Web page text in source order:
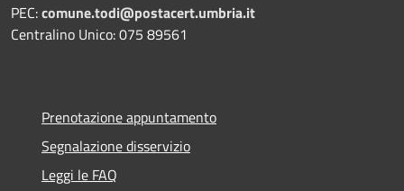
PEC:comune.todi@postacert.umbria.it
Centralino Unico: 075 89561
Prenotazione appuntamento
Segnalazione disservizio
Leggi le FAQ